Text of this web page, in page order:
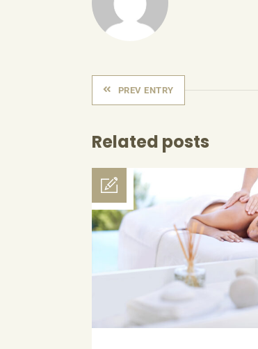
PREV ENTRY
Related posts